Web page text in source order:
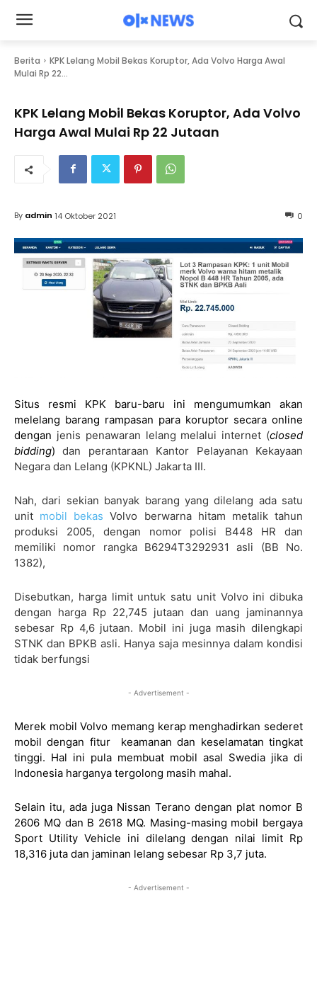
Berita
KPK Lelang Mobil Bekas Koruptor, Ada Volvo Harga Awal
Mulai Rp 22...
KPK Lelang Mobil Bekas Koruptor, Ada Volvo
Harga Awal Mulai Rp 22 Jutaan
0
By admin 14 Oktober 2021
Situs resmi KPK baru-baru ini mengumumkan akan
melelang barang rampasan para koruptor secara online
dengan jenis penawaran lelang melalui internet (closed
bidding)dan perantaraan Kantor Pelayanan Kekayaan
Negara dan Lelang (KPKNL) Jakarta III.
Nah, dari sekian banyak barang yang dilelang ada satu
unit mobil bekas Volvo berwarna hitam metalik tahun
produksi 2005, dengan nomor polisi B448 HR dan
memiliki nomor rangka B6294T3292931 asli (BB No.
1382),
Disebutkan, harga limit untuk satu unit Volvo ini dibuka
dengan harga Rp 22,745 jutaan dan uang jaminannya
sebesar Rp 4,6 jutaan. Mobil ini juga masih dilengkapi
STNK dan BPKB asli. Hanya saja mesinnya dalam kondisi
tidak berfungsi
- Advertisement -
Merek mobil Volvo memang kerap menghadirkan sederet
mobil dengan fitur keamanan dan keselamatan tingkat
tinggi. Hal ini pula membuat mobil asal Swedia jika di
Indonesia harganya tergolong masih mahal.
Selain itu, ada juga Nissan Terano dengan plat nomor B
2606 MQ dan B 2618 MQ. Masing-masing mobil bergaya
Sport Utility Vehicle ini dilelang dengan nilai limit Rp
18,316 juta dan jaminan lelang sebesar Rp 3,7 juta.
- Advertisement -